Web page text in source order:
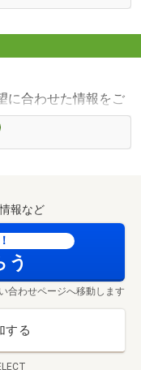
1594m・徒歩20
4480m・徒歩56
稚園（約1252m・
育園（約4584m・
歩14分）
歩25分）
・徒歩39分）
に合わせた情報をご
～)
します
～）
物件のご紹介も可
ーンのご相談や弊
報など
う
合わせページへ移動します
する